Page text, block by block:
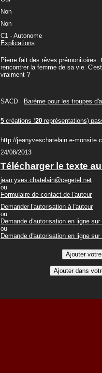
Non
Non
C1 - Autonome
Explications
Pierre fait des rêves
rencontrer la femme de sa vie.
vraiment ?
SACD Barème pour les troupes
5 créations (20 représentations)
http://jeanyveschatelain.e-
24/08/2013
Télécharger le texte
jean.yves.chatelain@cegetel.net
ou
Formulaire de contact de l'auteur
Demander l'autorisation à l'auteur
ou
Demande d'autorisation en ligne
ou
Demande d'autorisation en ligne